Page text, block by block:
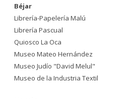
Béjar
Librería-Papelería Malú
Librería Pascual
Quiosco La Oca
Museo Mateo Hernández
Museo Judío "David Melul"
Museo de la Industria Textil